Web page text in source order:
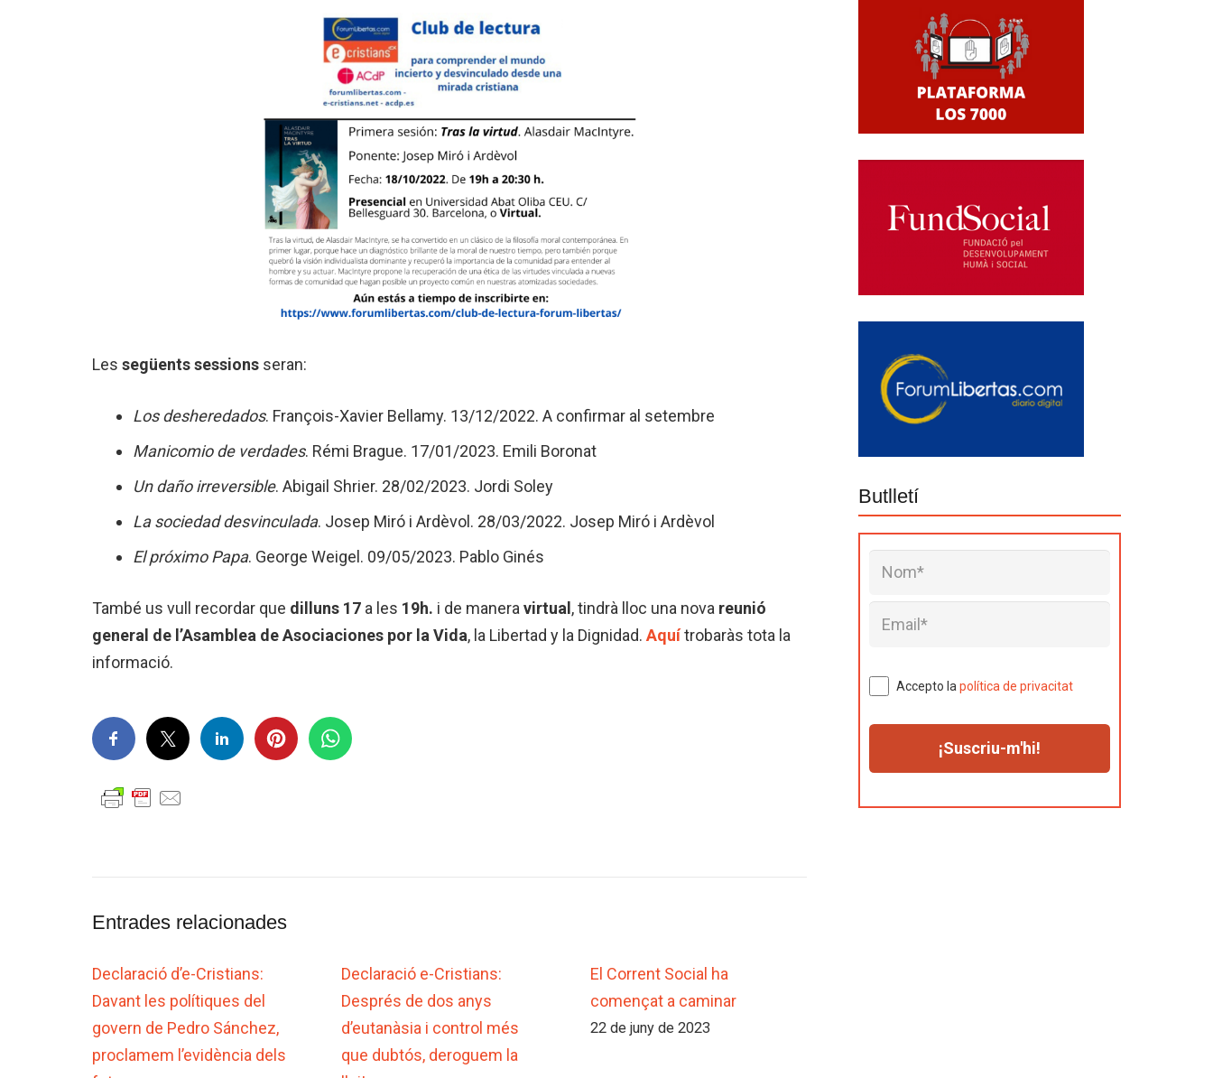
Les següents sessions seran:
Los desheredados. François-Xavier Bellamy. 13/12/2022. A confirmar al setembre
Manicomio de verdades. Rémi Brague. 17/01/2023. Emili Boronat
Un daño irreversible. Abigail Shrier. 28/02/2023. Jordi Soley
La sociedad desvinculada. Josep Miró i Ardèvol. 28/03/2022. Josep Miró i Ardèvol
El próximo Papa. George Weigel. 09/05/2023. Pablo Ginés
També us vull recordar que dilluns 17 a les 19h. i de maneravirtual , tindrà lloc una nova reunió
general de l’Asamblea de Asociaciones por la Vida, la Libertad y la Dignidad. Aquítrobaràs tota la
informació.
Entrades relacionades
Declaració d’e-Cristians:
Davant les polítiques del
govern de Pedro Sánchez,
proclamem l’evidència dels
Declaració e-Cristians:
Després de dos anys
d’eutanàsia i control més
que dubtós, deroguem la
El Corrent Social ha
començat a caminar
22 de juny de 2023
Butlletí
Accepto la política de privacitat